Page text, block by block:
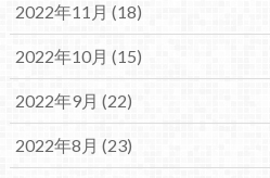
2022年11月 (18)
2022年10月 (15)
2022年9月 (22)
2022年8月 (23)